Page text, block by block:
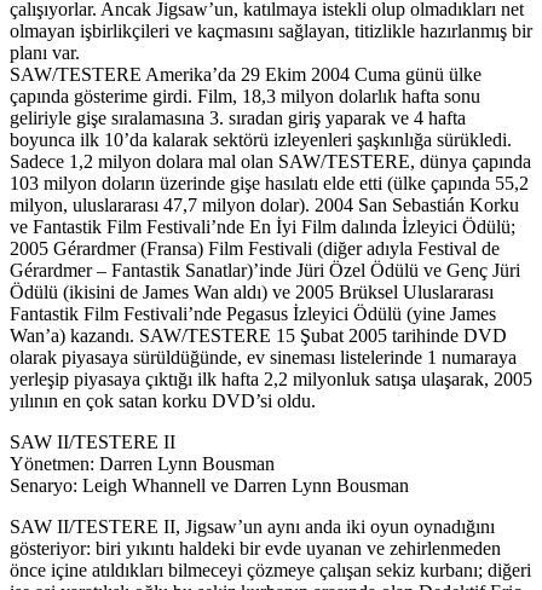
çalışıyorlar. Ancak Jigsaw’un, katılmaya istekli olup olmadıkları net
olmayan işbirlikçileri ve kaçmasını sağlayan, titizlikle hazırlanmış bir
planı var.
SAW/TESTERE Amerika’da 29 Ekim 2004 Cuma günü ülke
çapında gösterime girdi. Film, 18,3 milyon dolarlık hafta sonu
geliriyle gişe sıralamasına 3. sıradan giriş yaparak ve 4 hafta
boyunca ilk 10’da kalarak sektörü izleyenleri şaşkınlığa sürükledi.
Sadece 1,2 milyon dolara mal olan SAW/TESTERE, dünya çapında
103 milyon doların üzerinde gişe hasılatı elde etti (ülke çapında 55,2
milyon, uluslararası 47,7 milyon dolar). 2004 San Sebastián Korku
ve Fantastik Film Festivali’nde En İyi Film dalında İzleyici Ödülü;
2005 Gérardmer (Fransa) Film Festivali (diğer adıyla Festival de
Gérardmer – Fantastik Sanatlar)’inde Jüri Özel Ödülü ve Genç Jüri
Ödülü (ikisini de James Wan aldı) ve 2005 Brüksel Uluslararası
Fantastik Film Festivali’nde Pegasus İzleyici Ödülü (yine James
Wan’a) kazandı. SAW/TESTERE 15 Şubat 2005 tarihinde DVD
olarak piyasaya sürüldüğünde, ev sineması listelerinde 1 numaraya
yerleşip piyasaya çıktığı ilk hafta 2,2 milyonluk satışa ulaşarak, 2005
yılının en çok satan korku DVD’si oldu.
SAW II/TESTERE II
Yönetmen: Darren Lynn Bousman
Senaryo: Leigh Whannell ve Darren Lynn Bousman
SAW II/TESTERE II, Jigsaw’un aynı anda iki oyun oynadığını
gösteriyor: biri yıkıntı haldeki bir evde uyanan ve zehirlenmeden
önce içine atıldıkları bilmeceyi çözmeye çalışan sekiz kurbanı; diğeri